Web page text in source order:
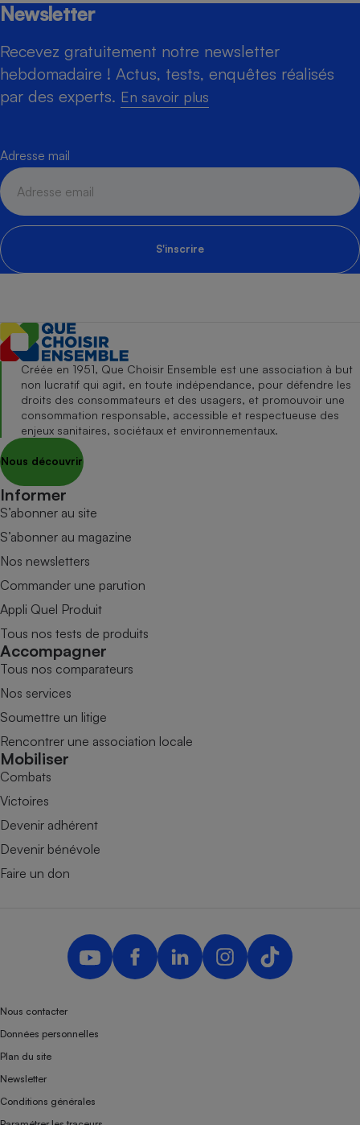
Newsletter
Recevez gratuitement notre newsletter
hebdomadaire ! Actus, tests, enquêtes réalisés
par des experts. En savoir plus
Adresse mail
S'inscrire
Créée en 1951, Que Choisir Ensemble est une association à but
non lucratif qui agit, en toute indépendance, pour défendre les
droits des consommateurs et des usagers, et promouvoir une
consommation responsable, accessible et respectueuse des
enjeux sanitaires, sociétaux et environnementaux.
Nous découvrir
Informer
S’abonner au site
S’abonner au magazine
Nos newsletters
Commander une parution
Appli Quel Produit
Tous nos tests de produits
Accompagner
Tous nos comparateurs
Nos services
Soumettre un litige
Rencontrer une association locale
Mobiliser
Combats
Victoires
Devenir adhérent
Devenir bénévole
Faire un don
Nous contacter
Données personnelles
Plan du site
Newsletter
Conditions générales